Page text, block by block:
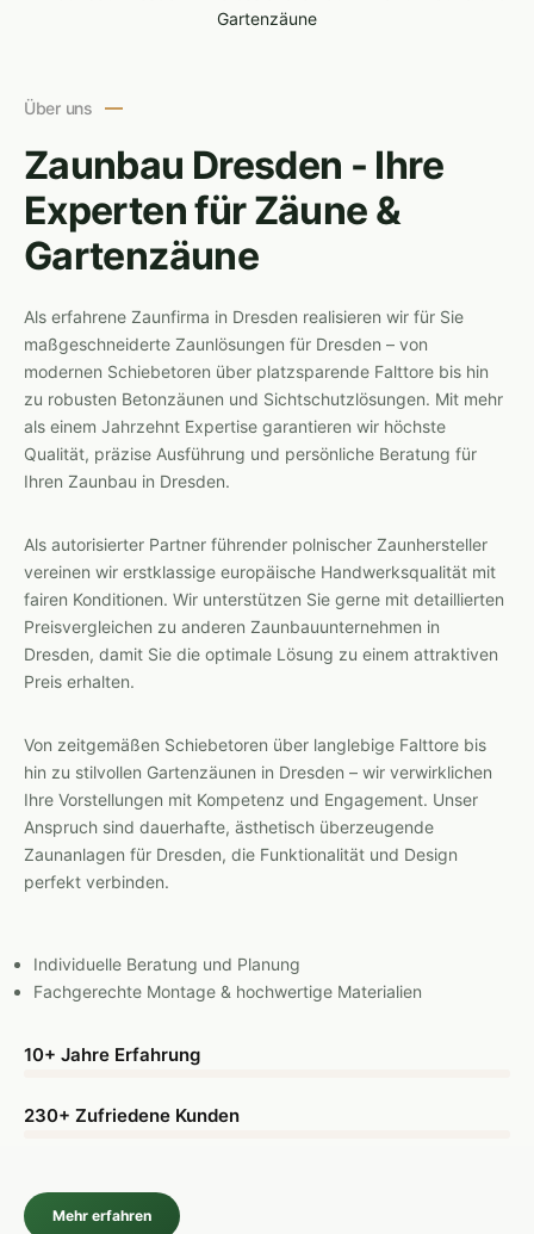
Über uns
Zaunbau Dresden - Ihre
Experten für Zäune &
Gartenzäune
Als erfahrene Zaunfirma in Dresden realisieren wir für Sie
maßgeschneiderte Zaunlösungen für Dresden – von
modernen Schiebetoren über platzsparende Falttore bis hin
zu robusten Betonzäunen und Sichtschutzlösungen. Mit mehr
als einem Jahrzehnt Expertise garantieren wir höchste
Qualität, präzise Ausführung und persönliche Beratung für
Ihren Zaunbau in Dresden.
Als autorisierter Partner führender polnischer Zaunhersteller
vereinen wir erstklassige europäische Handwerksqualität mit
fairen Konditionen. Wir unterstützen Sie gerne mit detaillierten
Preisvergleichen zu anderen Zaunbauunternehmen in
Dresden, damit Sie die optimale Lösung zu einem attraktiven
Preis erhalten.
Von zeitgemäßen Schiebetoren über langlebige Falttore bis
hin zu stilvollen Gartenzäunen in Dresden – wir verwirklichen
Ihre Vorstellungen mit Kompetenz und Engagement. Unser
Anspruch sind dauerhafte, ästhetisch überzeugende
Zaunanlagen für Dresden, die Funktionalität und Design
perfekt verbinden.
Individuelle Beratung und Planung
Fachgerechte Montage & hochwertige Materialien
10+ Jahre Erfahrung
230+ Zufriedene Kunden
Mehr erfahren